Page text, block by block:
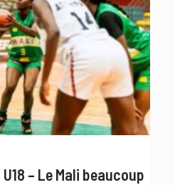
– Le Mali beaucoup